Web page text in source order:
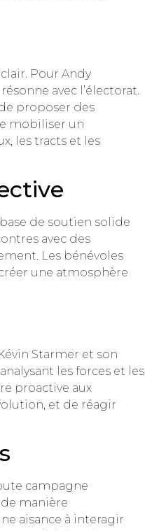
Pour Andy
avec l’électorat.
proposer des
mobiliser un
les tracts et les
de soutien solide
avec des
Les bénévoles
une atmosphère
Starmer et son
les forces et les
proactive aux
et de réagir
campagne
manière
aisance à interagir